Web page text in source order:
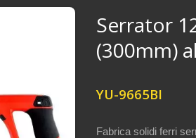
Serrator
(300mm)
YU-9665BI
Fabrica solidi ferri